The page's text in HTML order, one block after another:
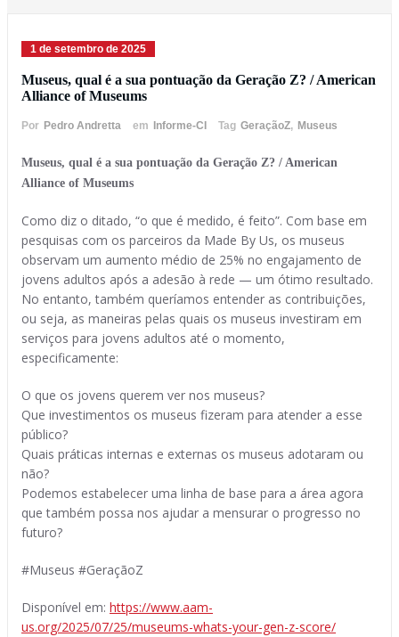
1 de setembro de 2025
Museus, qual é a sua pontuação da Geração Z? / American
Alliance of Museums
Por Pedro Andretta em Informe-CI Tag GeraçãoZ, Museus
Museus, qual é a sua pontuação da Geração Z? / American
Alliance of Museums
Como diz o ditado, “o que é medido, é feito”. Com base em
pesquisas com os parceiros da Made By Us, os museus
observam um aumento médio de 25% no engajamento de
jovens adultos após a adesão à rede — um ótimo resultado.
No entanto, também queríamos entender as contribuições,
ou seja, as maneiras pelas quais os museus investiram em
serviços para jovens adultos até o momento,
especificamente:
O que os jovens querem ver nos museus?
Que investimentos os museus fizeram para atender a esse
público?
Quais práticas internas e externas os museus adotaram ou
não?
Podemos estabelecer uma linha de base para a área agora
que também possa nos ajudar a mensurar o progresso no
futuro?
#Museus #GeraçãoZ
Disponível em: https://www.aam-
us.org/2025/07/25/museums-whats-your-gen-z-score/